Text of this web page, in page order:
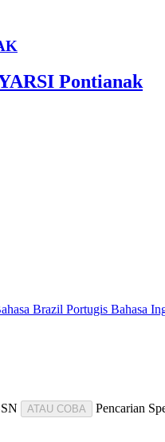
Pontianak
Brazil Portugis Bahasa
ATAU COBA Pencarian